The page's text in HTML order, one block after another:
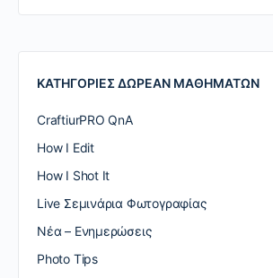
ΚΑΤΗΓΟΡΙΕΣ ΔΩΡΕΑΝ ΜΑΘΗΜΑΤΩΝ
CraftiurPRO QnA
How I Edit
How I Shot It
Live Σεμινάρια Φωτογραφίας
Nέα – Ενημερώσεις
Photo Tips